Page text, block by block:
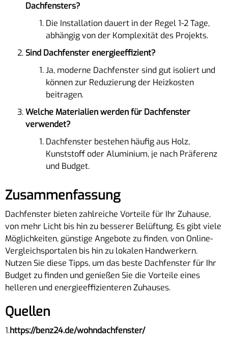
Dachfensters?
Die Installation dauert in der Regel 1-2 Tage,
abhängig von der Komplexität des Projekts.
Sind Dachfenster energieeffizient?
Ja, moderne Dachfenster sind gut isoliert und
können zur Reduzierung der Heizkosten
beitragen.
Welche Materialien werden für Dachfenster
verwendet?
Dachfenster bestehen häufig aus Holz,
Kunststoff oder Aluminium, je nach Präferenz
und Budget.
Zusammenfassung
Dachfenster bieten zahlreiche Vorteile für Ihr Zuhause,
von mehr Licht bis hin zu besserer Belüftung. Es gibt viele
Möglichkeiten, günstige Angebote zu finden, von Online-
Vergleichsportalen bis hin zu lokalen Handwerkern.
Nutzen Sie diese Tipps, um das beste Dachfenster für Ihr
Budget zu finden und genießen Sie die Vorteile eines
helleren und energieeffizienteren Zuhauses.
Quellen
1.https://benz24.de/wohndachfenster/